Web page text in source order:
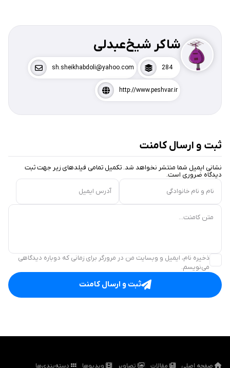
شاکر شیخ‌عبدلی
284
sh.sheikhabdoli@yahoo.com
http://www.peshvar.ir
ثبت و ارسال کامنت
نشانی ایمیل شما منتشر نخواهد شد. تکمیل تمامی فیلد‌های زیر جهت ثبت
دیدگاه ضروری است.
نام و نام خانوادگی
آدرس ایمیل
متن کامنت...
ذخیره نام، ایمیل و وبسایت من در مرورگر برای زمانی که دوباره دیدگاهی
می‌نویسم.
ثبت و ارسال کامنت
صفحه اصلی مقالات تصاویر ویدیوها دسته‌بندی‌ها